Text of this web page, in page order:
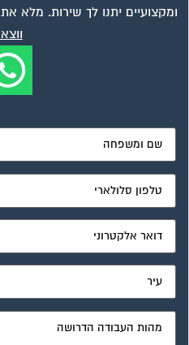
ומקצועיים יתנו לך שירות. מלא
ווצאפ